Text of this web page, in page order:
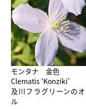
モンタナ 金色
Clematis ‘Konziki’
及川フラグリーンの
ル